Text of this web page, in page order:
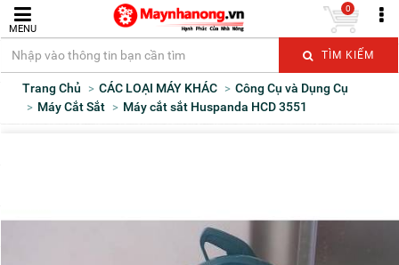
MENU
TÌM KIẾM
0
Trang Chủ CÁC LOẠI MÁY KHÁC
Công Cụ và Dụng Cụ
Máy Cắt Sắt
Máy cắt sắt Huspanda HCD 3551